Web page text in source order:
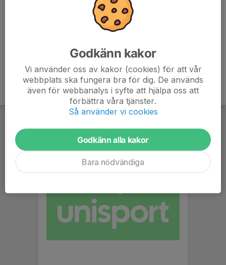
Godkänn kakor
Vi använder oss av kakor (cookies) för att vår
webbplats ska fungera bra för dig. De används
även för webbanalys i syfte att hjälpa oss att
förbättra våra tjänster.
Så använder vi cookies
Godkänn alla kakor
Bara nödvändiga